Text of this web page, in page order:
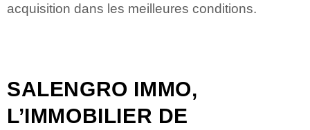
acquisition dans les meilleures conditions.
SALENGRO IMMO,
L’IMMOBILIER DE